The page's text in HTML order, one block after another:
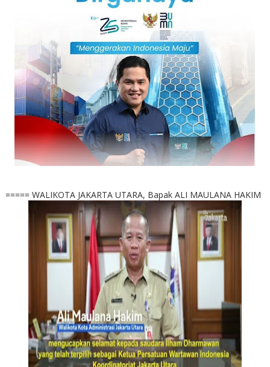
===== WALIKOTA JAKARTA UTARA, Bapak ALI MAULANA HAKIM